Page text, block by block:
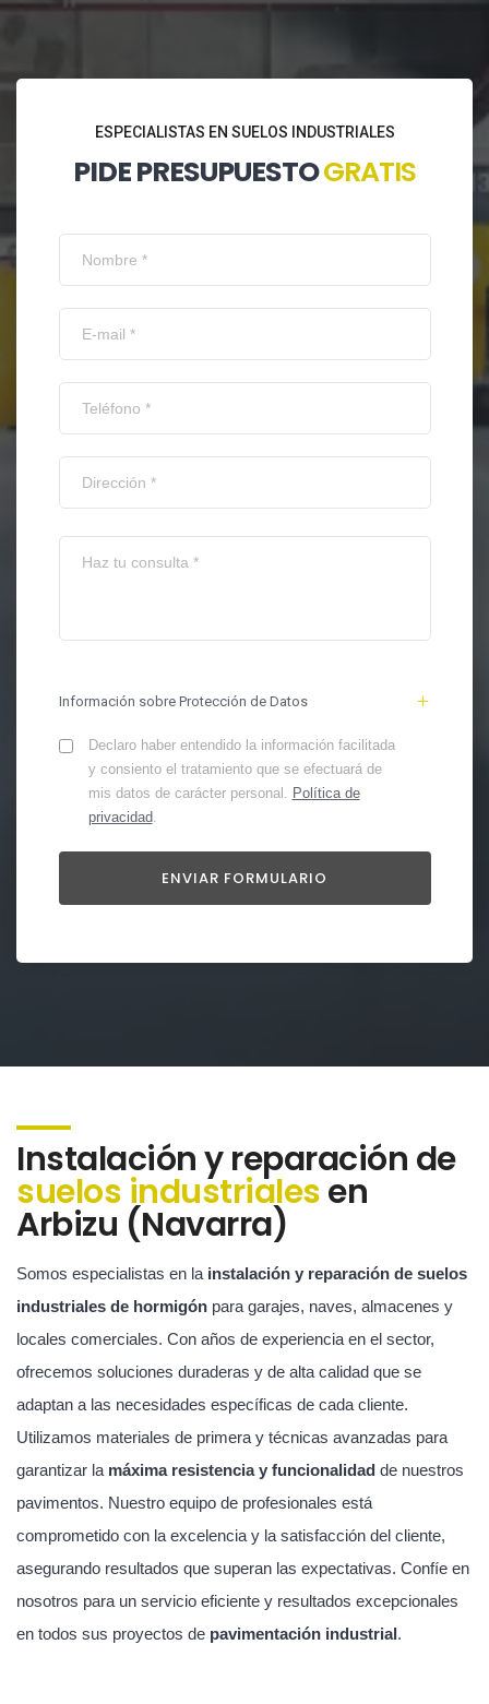
ESPECIALISTAS EN SUELOS INDUSTRIALES
PIDE PRESUPUESTOGRATIS
Información sobre Protección de Datos
Declaro haber entendido la información facilitada
y consiento el tratamiento que se efectuará de
mis datos de carácter personal. Política de
privacidad.
Instalación y reparación de
suelos industrialesen
Arbizu (Navarra)
Somos especialistas en la instalación y reparación de suelos
industriales de hormigón para garajes, naves, almacenes y
locales comerciales. Con años de experiencia en el sector,
ofrecemos soluciones duraderas y de alta calidad que se
adaptan a las necesidades específicas de cada cliente.
Utilizamos materiales de primera y técnicas avanzadas para
garantizar la máxima resistencia y funcionalidad de nuestros
pavimentos. Nuestro equipo de profesionales está
comprometido con la excelencia y la satisfacción del cliente,
asegurando resultados que superan las expectativas. Confíe en
nosotros para un servicio eficiente y resultados excepcionales
en todos sus proyectos de pavimentación industrial.